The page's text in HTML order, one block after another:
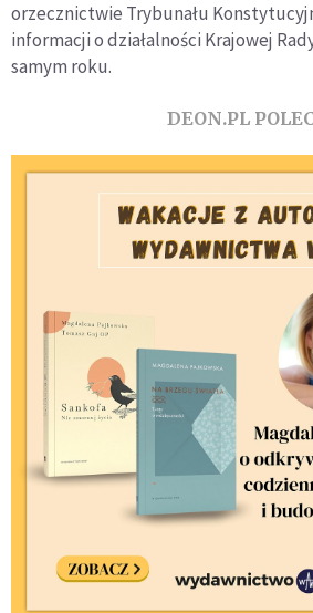
orzecznictwie Trybunału
informacji o działalności Krajowej
samym roku.
DEON.PL